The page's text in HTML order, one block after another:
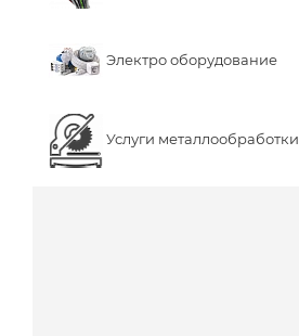
Электро оборудование
Услуги металлообработки